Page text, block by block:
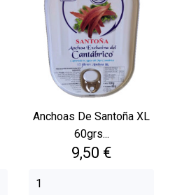
Anchoas De Santoña XL
60grs...
Precio
9,50 €